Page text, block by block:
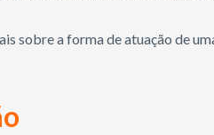
sobre a forma de atuação de